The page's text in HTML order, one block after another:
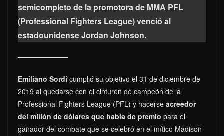
semicompleto de la promotora de MMA PFL
(Professional Fighters League) venció al
estadounidense Jordan Johnson.
Emiliano Sordi cumplió su objetivo el 31 de diciembre de
2019 al quedarse con el cinturón de campeón de la
Professional Fighters League (PFL) y hacerse acreedor
del millón de dólares que había de premio para el
ganador del combate que se celebró en el mítico Madison